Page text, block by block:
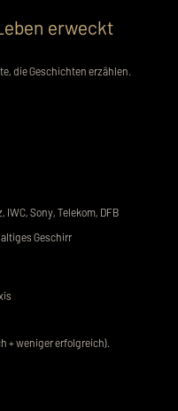
erweckt
die Geschichten erzählen.
Sony, Telekom, DFB
Geschirr
+ weniger erfolgreich).